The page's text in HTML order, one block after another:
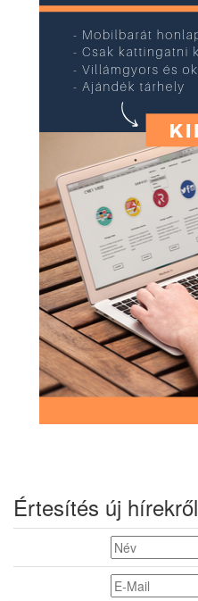
Értesítés új hírekről